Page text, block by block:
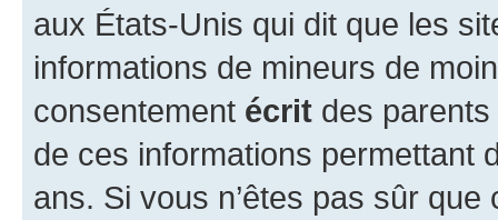
aux États-Unis qui dit que les
informations de mineurs de
consentement écrit des parents
de ces informations permettant
ans. Si vous n’êtes pas sûr